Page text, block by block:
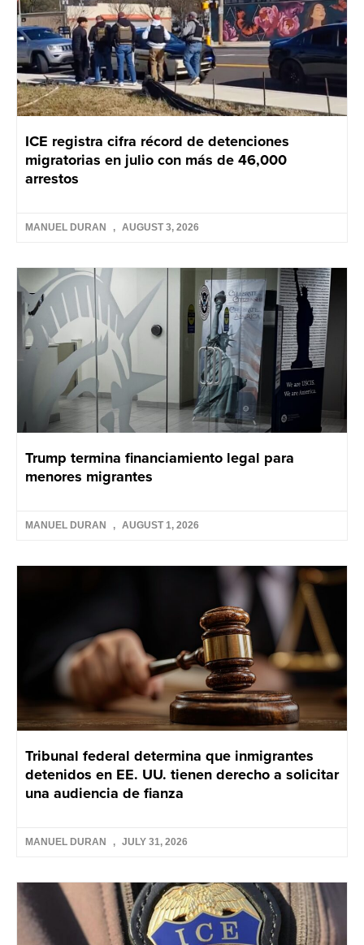
ICE registra cifra récord de detenciones
migratorias en julio con más de 46,000
arrestos
MANUEL DURAN AUGUST 3, 2026
Trump termina financiamiento legal para
menores migrantes
MANUEL DURAN AUGUST 1, 2026
Tribunal federal determina que inmigrantes
detenidos en EE. UU. tienen derecho a solicitar
una audiencia de fianza
MANUEL DURAN JULY 31, 2026